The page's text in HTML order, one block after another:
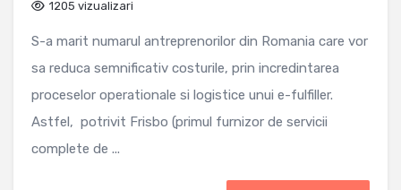
1205 vizualizari
S-a marit numarul antreprenorilor din Romania care vor
sa reduca semnificativ costurile, prin incredintarea
proceselor operationale si logistice unui e-fulfiller.
Astfel, potrivit Frisbo (primul furnizor de servicii
complete de ...